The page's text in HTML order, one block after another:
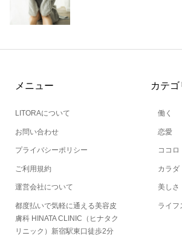
メニュー
LITORAについて
お問い合わせ
プライバシーポリシー
ご利用規約
運営会社について
都度払いで気軽に通える美容皮
膚科 HINATA CLINIC（ヒナタク
リニック）新宿駅東口徒歩2分
カテゴ
働く
恋愛
ココロ
カラダ
美しさ
ライフ